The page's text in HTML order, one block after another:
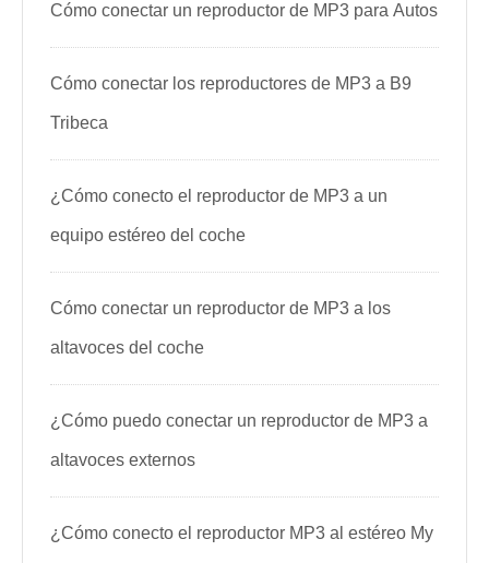
Cómo conectar un reproductor de MP3 para Autos
Cómo conectar los reproductores de MP3 a B9
Tribeca
¿Cómo conecto el reproductor de MP3 a un
equipo estéreo del coche
Cómo conectar un reproductor de MP3 a los
altavoces del coche
¿Cómo puedo conectar un reproductor de MP3 a
altavoces externos
¿Cómo conecto el reproductor MP3 al estéreo My